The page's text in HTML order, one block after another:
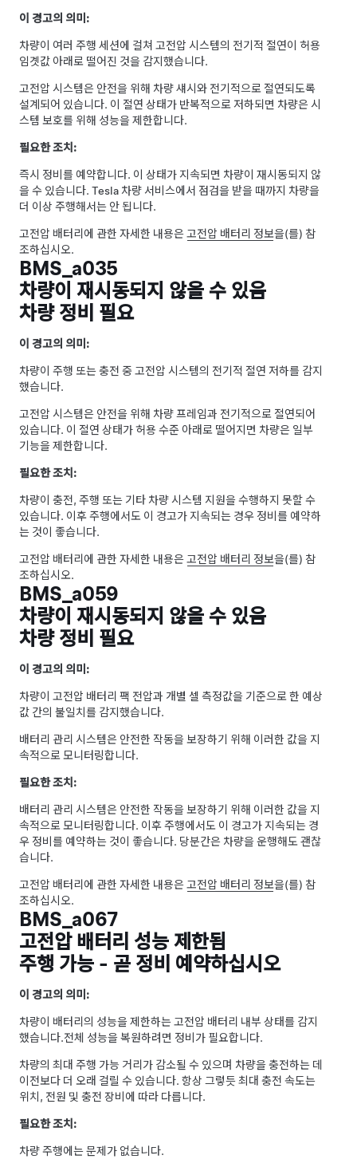
이 경고의 의미:
차량이 여러 주행 세션에 걸쳐 고전압 시스템의 전기적 절연이 허용
임곗값 아래로 떨어진 것을 감지했습니다.
고전압 시스템은 안전을 위해 차량 섀시와 전기적으로 절연되도록
설계되어 있습니다. 이 절연 상태가 반복적으로 저하되면 차량은 시
스템 보호를 위해 성능을 제한합니다.
필요한 조치:
즉시 정비를 예약합니다. 이 상태가 지속되면 차량이 재시동되지 않
을 수 있습니다. Tesla 차량 서비스에서 점검을 받을 때까지 차량을
더 이상 주행해서는 안 됩니다.
고전압 배터리에 관한 자세한 내용은고전압 배터리 정보을(를) 참
조하십시오.
BMS_a035
차량이 재시동되지 않을 수 있음
차량 정비 필요
이 경고의 의미:
차량이 주행 또는 충전 중 고전압 시스템의 전기적 절연 저하를 감지
했습니다.
고전압 시스템은 안전을 위해 차량 프레임과 전기적으로 절연되어
있습니다. 이 절연 상태가 허용 수준 아래로 떨어지면 차량은 일부
기능을 제한합니다.
필요한 조치:
차량이 충전, 주행 또는 기타 차량 시스템 지원을 수행하지 못할 수
있습니다. 이후 주행에서도 이 경고가 지속되는 경우 정비를 예약하
는 것이 좋습니다.
고전압 배터리에 관한 자세한 내용은고전압 배터리 정보을(를) 참
조하십시오.
BMS_a059
차량이 재시동되지 않을 수 있음
차량 정비 필요
이 경고의 의미:
차량이 고전압 배터리 팩 전압과 개별 셀 측정값을 기준으로 한 예상
값 간의 불일치를 감지했습니다.
배터리 관리 시스템은 안전한 작동을 보장하기 위해 이러한 값을 지
속적으로 모니터링합니다.
필요한 조치:
배터리 관리 시스템은 안전한 작동을 보장하기 위해 이러한 값을 지
속적으로 모니터링합니다. 이후 주행에서도 이 경고가 지속되는 경
우 정비를 예약하는 것이 좋습니다. 당분간은 차량을 운행해도 괜찮
습니다.
고전압 배터리에 관한 자세한 내용은고전압 배터리 정보을(를) 참
조하십시오.
BMS_a067
고전압 배터리 성능 제한됨
주행 가능 - 곧 정비 예약하십시오
이 경고의 의미:
차량이 배터리의 성능을 제한하는 고전압 배터리 내부 상태를 감지
했습니다.전체 성능을 복원하려면 정비가 필요합니다.
차량의 최대 주행 가능 거리가 감소될 수 있으며 차량을 충전하는 데
이전보다 더 오래 걸릴 수 있습니다. 항상 그렇듯 최대 충전 속도는
위치, 전원 및 충전 장비에 따라 다릅니다.
필요한 조치:
차량 주행에는 문제가 없습니다.